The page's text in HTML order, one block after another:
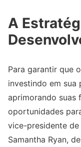
A
Para garantir que
investindo em sua
aprimorando suas
oportunidades
vice-presidente
Samantha Ryan,